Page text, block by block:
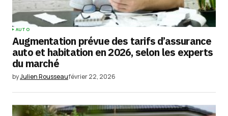
AUTO
Augmentation prévue des tarifs d’assurance
auto et habitation en 2026, selon les experts
du marché
byJulien Rousseaufévrier 22, 2026